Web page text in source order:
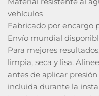
vehículos
Fabricado por encargo
Envío mundial
Para mejores
limpia, seca y lisa.
antes de aplicar
incluida durante la